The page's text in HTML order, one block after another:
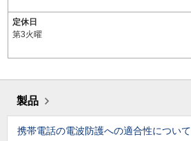
定休日
第3火曜
製品
携帯電話の電波防護への適合性について